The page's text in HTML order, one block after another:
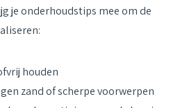
je onderhoudstips mee om de
houden
zand of scherpe voorwerpen